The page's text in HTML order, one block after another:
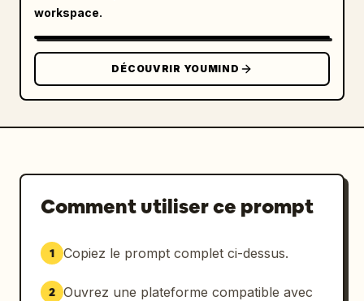
Ratio : 9:16
workspace.
DÉCOUVRIR YOUMIND
Comment utiliser ce prompt
1 Copiez le prompt complet ci-dessus.
2 Ouvrez une plateforme compatible avec